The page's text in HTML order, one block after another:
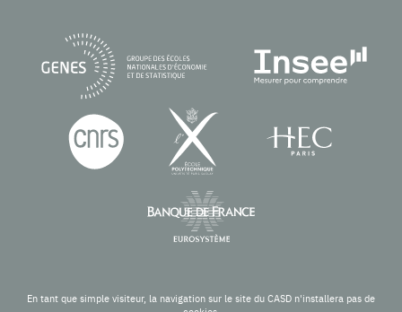
En tant que simple visiteur, la navigation sur le site du CASD n'installera pas de